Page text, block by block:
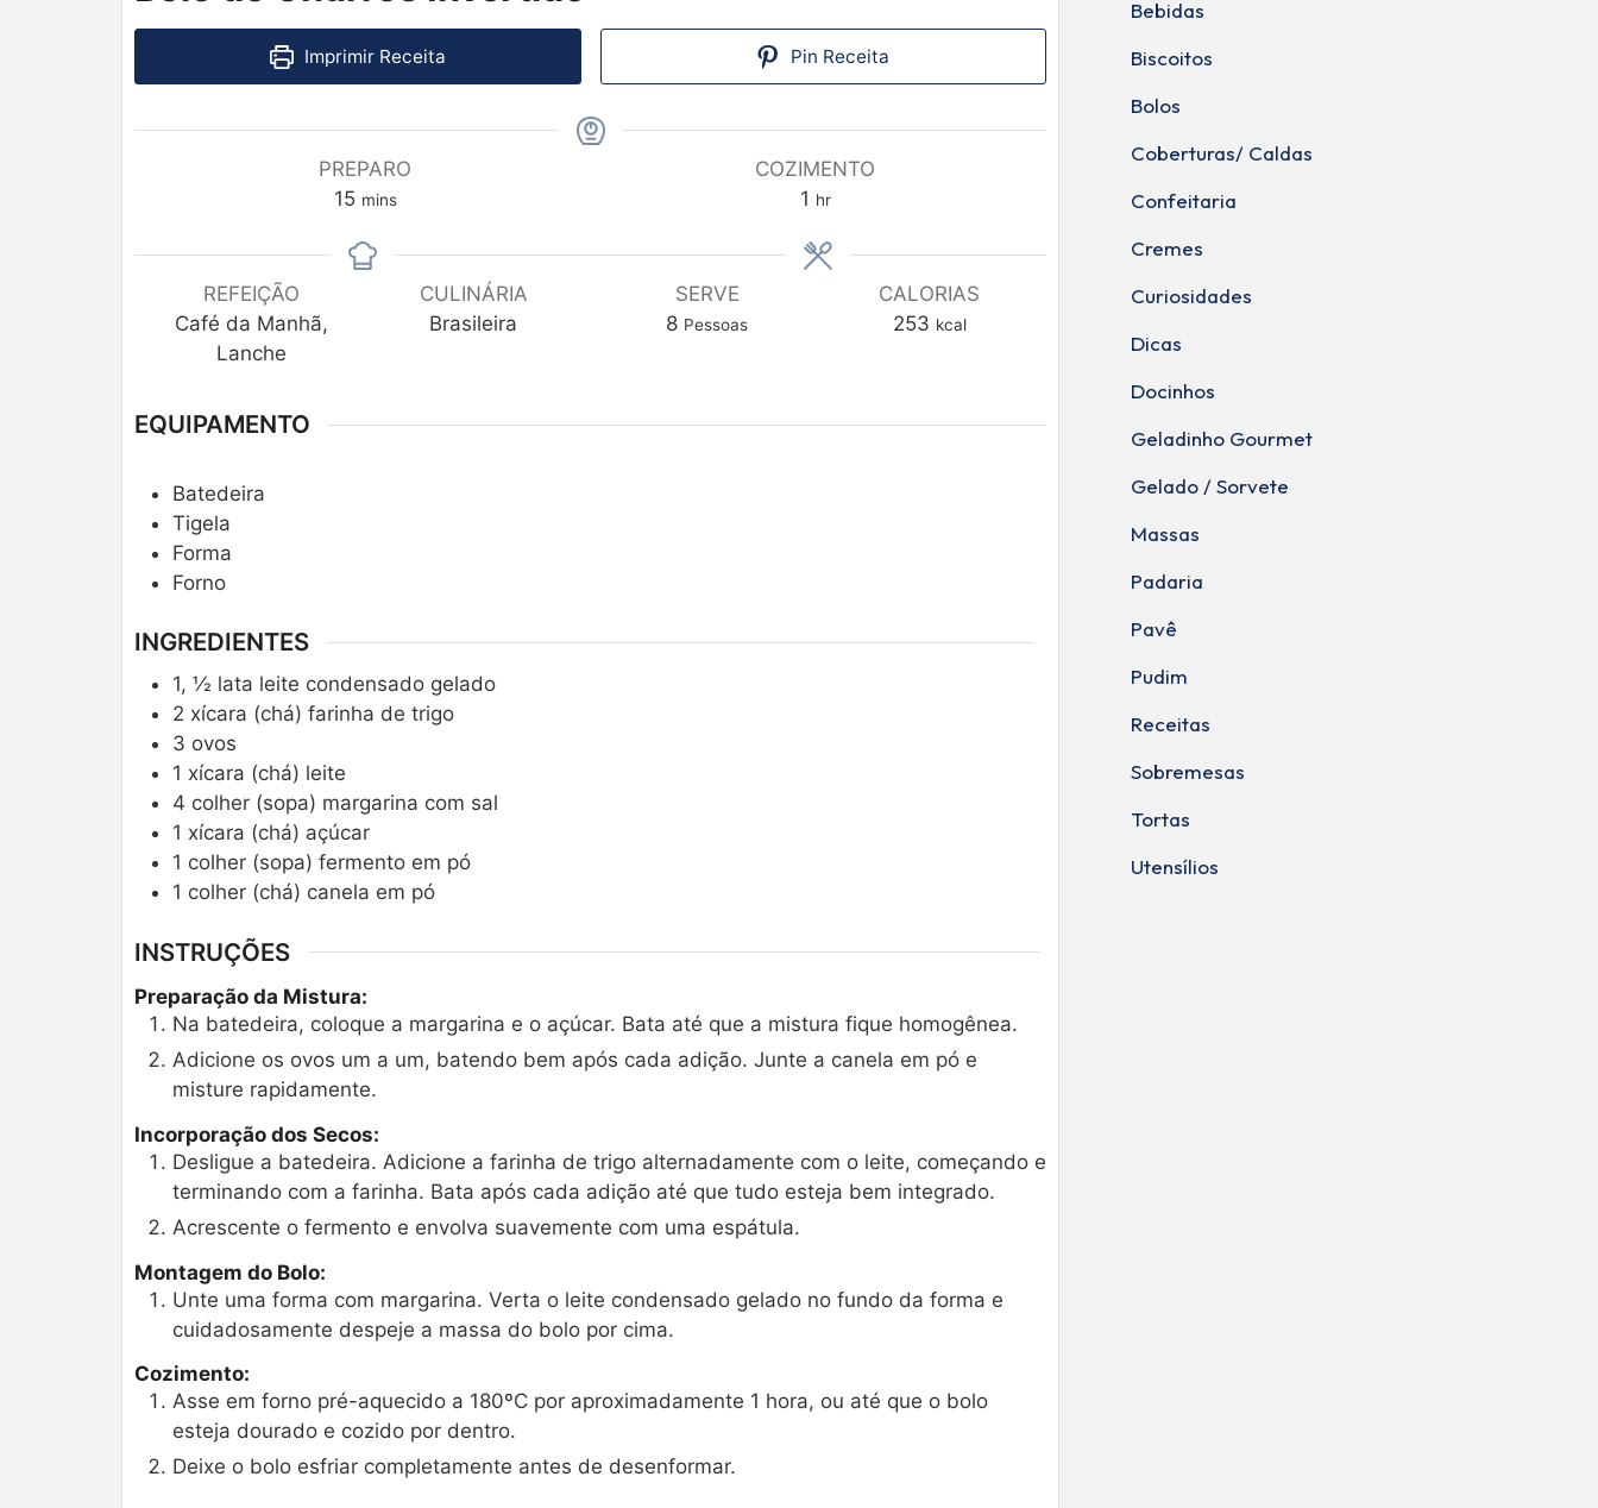
Imprimir Receita Pin Receita
PREPARO
15 mins
COZIMENTO
1 hr
REFEIÇÃO
Café da Manhã,
Lanche
CULINÁRIA
Brasileira
SERVE
8 Pessoas
CALORIAS
253 kcal
EQUIPAMENTO
Batedeira
Tigela
Forma
Forno
INGREDIENTES
1, ½ lata leite condensado gelado
2 xícara (chá) farinha de trigo
3 ovos
1 xícara (chá) leite
4 colher (sopa) margarina com sal
1 xícara (chá) açúcar
1 colher (sopa) fermento em pó
1 colher (chá) canela em pó
INSTRUÇÕES
Preparação da Mistura:
Na batedeira, coloque a margarina e o açúcar. Bata até que a mistura fique homogênea.
Adicione os ovos um a um, batendo bem após cada adição. Junte a canela em pó e
misture rapidamente.
Incorporação dos Secos:
Desligue a batedeira. Adicione a farinha de trigo alternadamente com o leite, começando e
terminando com a farinha. Bata após cada adição até que tudo esteja bem integrado.
Acrescente o fermento e envolva suavemente com uma espátula.
Montagem do Bolo:
Unte uma forma com margarina. Verta o leite condensado gelado no fundo da forma e
cuidadosamente despeje a massa do bolo por cima.
Cozimento:
Asse em forno pré-aquecido a 180ºC por aproximadamente 1 hora, ou até que o bolo
esteja dourado e cozido por dentro.
Deixe o bolo esfriar completamente antes de desenformar.
Bebidas
Biscoitos
Bolos
Coberturas/ Caldas
Confeitaria
Cremes
Curiosidades
Dicas
Docinhos
Geladinho Gourmet
Gelado / Sorvete
Massas
Padaria
Pavê
Pudim
Receitas
Sobremesas
Tortas
Utensílios